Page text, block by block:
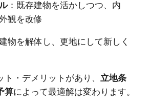
：既存建物を活かしつつ、内
観を改修
物を解体し、更地にして新しく
ト・デメリットがあり、 立地条
算によって最適解は変わります。